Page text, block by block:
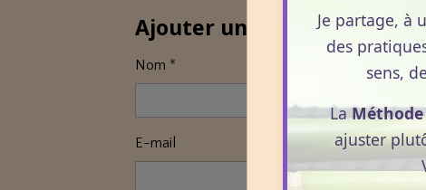
Ajouter un commentaire
Nom
E-mail
Je partage, à
des
sens,
LaMéthode
ajuster